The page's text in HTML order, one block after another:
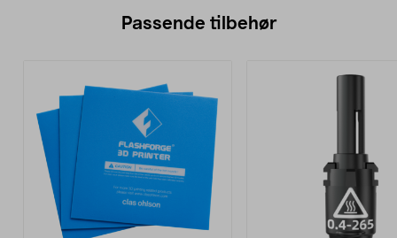
Passende tilbehør